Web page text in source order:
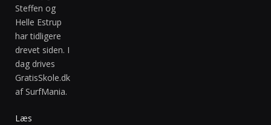
Steffen og
Helle Estrup
har tidligere
drevet siden. I
dag drives
GratisSkole.dk
af SurfMania.
Læs